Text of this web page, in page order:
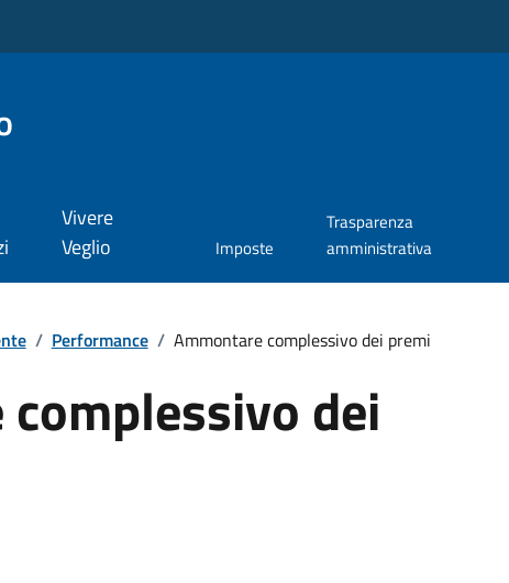
Vivere
Veglio
Imposte
Trasparenza
amministrativa
/ Performance / Ammontare complessivo dei premi
dei